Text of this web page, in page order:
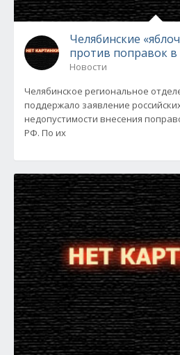
Челябинские
против поправок
Новости
Челябинское региональное
поддержало заявление
недопустимости внесения
РФ. По их